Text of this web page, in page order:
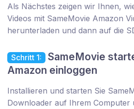
Als Nächstes zeigen wir Ihnen,
Videos mit SameMovie Amazon
herunterladen und dann auf die
Schritt 1: SameMovie
Amazon einloggen
Installieren und starten Sie
Downloader auf Ihrem Computer